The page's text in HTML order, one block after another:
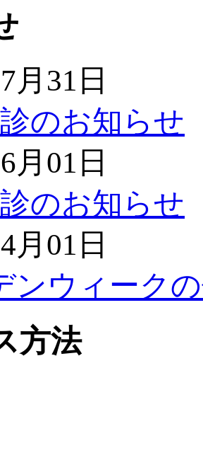
月31日
のお知らせ
月01日
のお知らせ
月01日
ンウィーク
方法